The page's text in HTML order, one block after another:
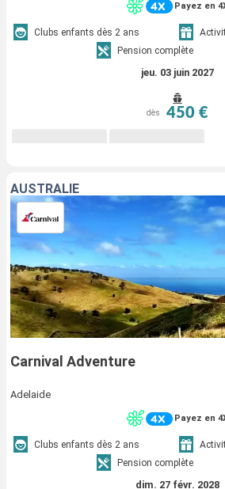
Payez en
Clubs enfants dès 2 ans
Pension complète
jeu. 03 juin 2027
dès 450 €
AUSTRALIE
Carnival Adventure
Adelaide
Payez en
Clubs enfants dès 2 ans
Pension complète
dim. 27 févr. 2028